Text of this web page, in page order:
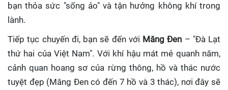
bạn thỏa sức "sống ảo" và tận hưởng không khí trong
lành.
Tiếp tục chuyến đi, bạn sẽ đến với Măng Đen – "Đà Lạt
thứ hai của Việt Nam". Với khí hậu mát mẻ quanh năm,
cảnh quan hoang sơ của rừng thông, hồ và thác nước
tuyệt đẹp (Măng Đen có đến 7 hồ và 3 thác), nơi đây sẽ